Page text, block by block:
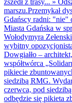
zszedł z trasy... »
marszu.Przemykał
Gdańscy radni: "nie"
Miasta Gdańska w
Wołodymyra
wybitny
Dowgiałło –
współtwórca
pikiecie
siedzibą RMG.
czerwca, pod
odbędzie się pikieta